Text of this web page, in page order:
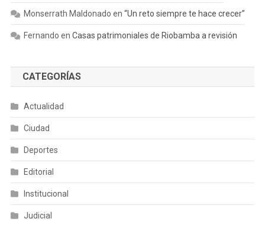
Monserrath Maldonado en “Un reto siempre te hace crecer”
Fernando en Casas patrimoniales de Riobamba a revisión
CATEGORÍAS
Actualidad
Ciudad
Deportes
Editorial
Institucional
Judicial